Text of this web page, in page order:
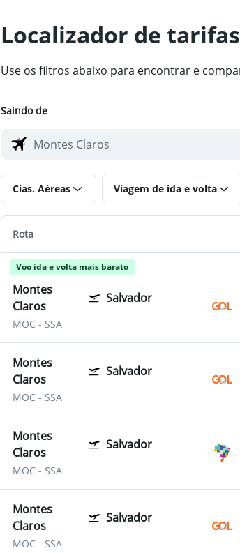
Localizador de
Use os filtros abaixo para encontrar e
Saindo de
Cias. Aéreas Viagem de ida e volta
Rota
Voo ida e volta mais barato
Montes
Claros
Salvador
MOC - SSA
Montes
Claros
Salvador
MOC - SSA
Montes
Claros
Salvador
MOC - SSA
Montes
Claros
Salvador
MOC - SSA